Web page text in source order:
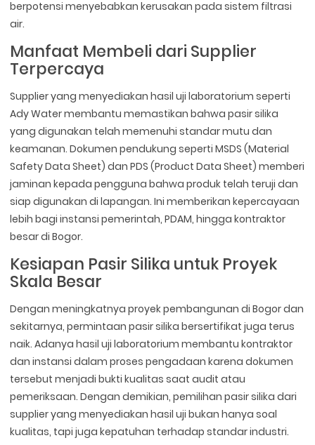
berpotensi menyebabkan kerusakan pada sistem filtrasi
air.
Manfaat Membeli dari Supplier
Terpercaya
Supplier yang menyediakan hasil uji laboratorium seperti
Ady Water membantu memastikan bahwa pasir silika
yang digunakan telah memenuhi standar mutu dan
keamanan. Dokumen pendukung seperti MSDS (Material
Safety Data Sheet) dan PDS (Product Data Sheet) memberi
jaminan kepada pengguna bahwa produk telah teruji dan
siap digunakan di lapangan. Ini memberikan kepercayaan
lebih bagi instansi pemerintah, PDAM, hingga kontraktor
besar di Bogor.
Kesiapan Pasir Silika untuk Proyek
Skala Besar
Dengan meningkatnya proyek pembangunan di Bogor dan
sekitarnya, permintaan pasir silika bersertifikat juga terus
naik. Adanya hasil uji laboratorium membantu kontraktor
dan instansi dalam proses pengadaan karena dokumen
tersebut menjadi bukti kualitas saat audit atau
pemeriksaan. Dengan demikian, pemilihan pasir silika dari
supplier yang menyediakan hasil uji bukan hanya soal
kualitas, tapi juga kepatuhan terhadap standar industri.